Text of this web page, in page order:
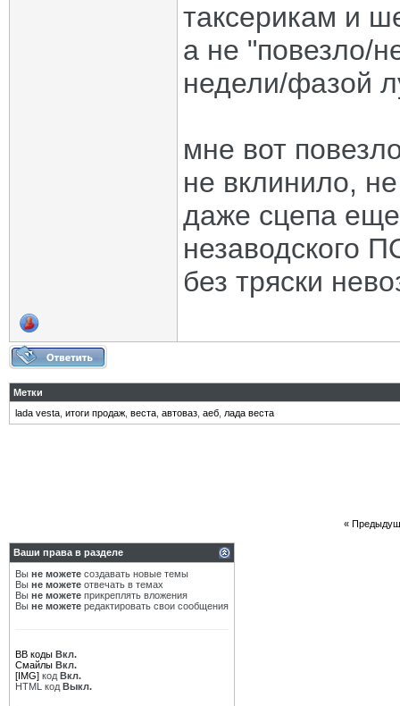
таксерикам и
а не "повезло/
недели/фазой
мне вот
не вклинило,
даже сцепа
незаводского
без тряски
Метки
lada vesta итоги продаж веста автоваз аеб лада веста
«
Ваши права в разделе
Вы не можете создавать новые темы
Вы не можете отвечать в темах
Вы не можете прикреплять вложения
Вы не можете редактировать свои сообщения
BB коды Вкл.
Смайлы Вкл.
[IMG] код Вкл.
HTML код Выкл.